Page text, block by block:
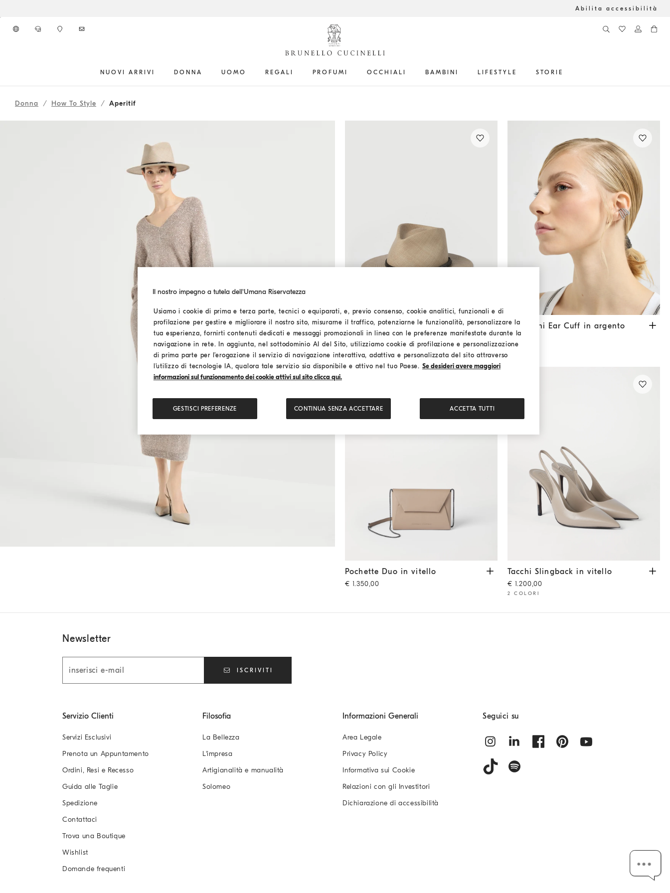
Abilita accessibilità
NUOVI ARRIVI DONNA UOMO REGALI PROFUMI OCCHIALI BAMBINI LIFESTYLE STORIE
261WOUTFITCS34
Donna How To Style Aperitif
Fedora in paglia Beige
Fedora in paglia
€ 1.250,00
2 COLORI
Orecchini Ear Cuff in argento Argento
Orecchini Ear Cuff in argento
€ 550,00
Pochette Duo in vitello Beige Chiaro
Pochette Duo in vitello
€ 1.350,00
Tacchi Slingback in vitello Beige Chiaro
Tacchi Slingback in vitello
€ 1.200,00
2 COLORI
Newsletter
ISCRIVITI
Servizio Clienti
Servizi Esclusivi
Prenota un Appuntamento
Ordini, Resi e Recesso
Guida alle Taglie
Spedizione
Contattaci
Trova una Boutique
Wishlist
Domande frequenti
Filosofia
La Bellezza
L'impresa
Artigianalità e manualità
Solomeo
Informazioni Generali
Area Legale
Privacy Policy
Informativa sui Cookie
Relazioni con gli Investitori
Dichiarazione di accessibilità
Seguici su
Il nostro impegno a tutela dell'Umana Riservatezza
Usiamo i cookie di prima e terza parte, tecnici o equiparati, e, previo consenso, cookie analitici, funzionali e di
profilazione per gestire e migliorare il nostro sito, misurarne il traffico, potenziarne le funzionalità, personalizzare la
tua esperienza, fornirti contenuti dedicati e messaggi promozionali in linea con le preferenze manifestate durante la
navigazione in rete. In aggiunta, nel sottodominio AI del Sito, utilizziamo cookie di profilazione e personalizzazione
di prima parte per l’erogazione il servizio di navigazione interattiva, adattiva e personalizzata del sito attraverso
l’utilizzo di tecnologie IA, qualora tale servizio sia disponibile e attivo nel tuo Paese. Se desideri avere maggiori
informazioni sul funzionamento dei cookie attivi sul sito clicca qui.
GESTISCI PREFERENZE CONTINUA SENZA ACCETTARE ACCETTA TUTTI